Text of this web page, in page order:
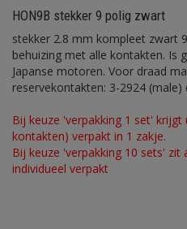
HON9B stekker 9 polig zwart
stekker 2.8 mm kompleet zwart
behuizing met alle kontakten. Is
Japanse motoren. Voor draad
reservekontakten: 3-2924 (male)
Bij keuze 'verpakking 1 set'
kontakten) verpakt in 1 zakje.
Bij keuze 'verpakking 10 sets' zit
individueel verpakt